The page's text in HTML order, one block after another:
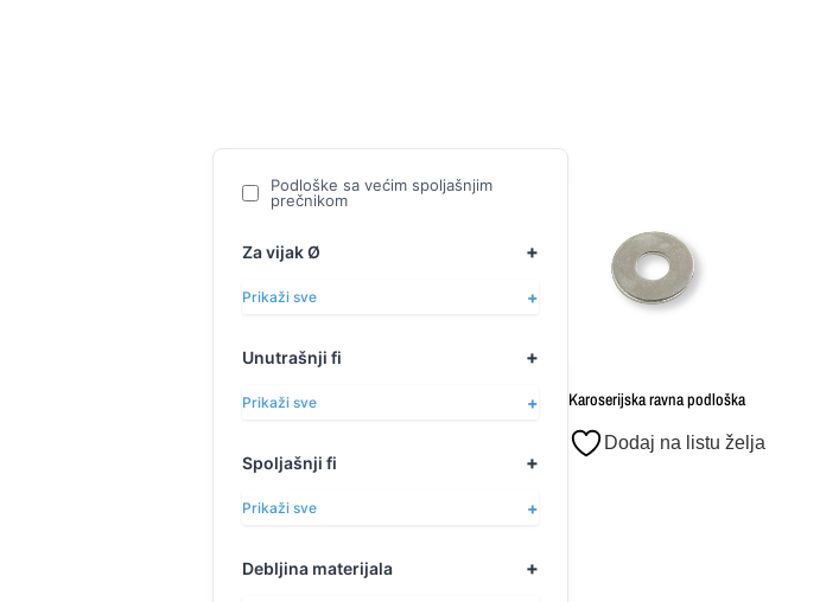
Podloške sa većim spoljašnjim
prečnikom
Za vijak Ø
Prikaži sve
Unutrašnji fi
Prikaži sve
Spoljašnji fi
Prikaži sve
Debljina materijala
Karoserijska ravna podloška
Dodaj na listu želja